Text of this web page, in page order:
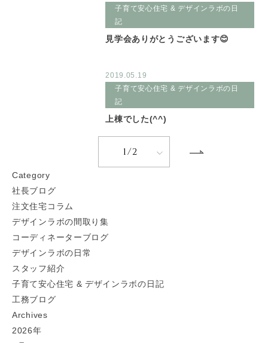
子育て安心住宅 & デザインラボの日
記
見学会ありがとうございます😊
2019.05.19
子育て安心住宅 & デザインラボの日
記
上棟でした(^^)
1/2
Category
社長ブログ
注文住宅コラム
デザインラボの間取り集
コーディネーターブログ
デザインラボの日常
スタッフ紹介
子育て安心住宅 & デザインラボの日記
工務ブログ
Archives
2026年